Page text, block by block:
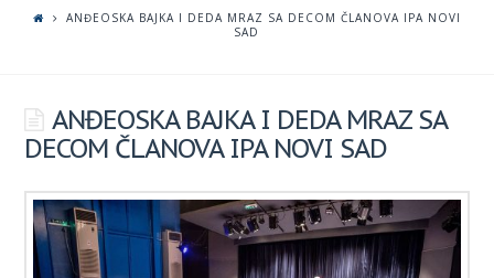
ANĐEOSKA BAJKA I DEDA MRAZ SA DECOM ČLANOVA IPA NOVI
SAD
ANĐEOSKA BAJKA I DEDA MRAZ SA
DECOM ČLANOVA IPA NOVI SAD